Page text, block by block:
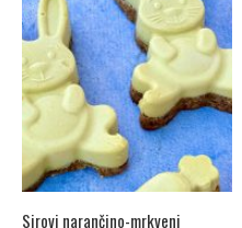
Sirovi narančino-mrkveni